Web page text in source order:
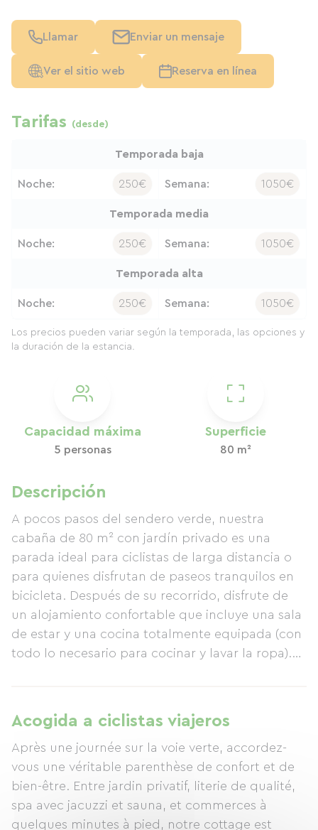
Capacidad máxima
5 personas
Superficie
80 m²
Descripción
A pocos pasos del sendero verde, nuestra
cabaña de 80 m² con jardín privado es una
parada ideal para ciclistas de larga distancia o
para quienes disfrutan de paseos tranquilos en
bicicleta. Después de su recorrido, disfrute de
un alojamiento confortable que incluye una sala
de estar y una cocina totalmente equipada (con
todo lo necesario para cocinar y lavar la ropa).
cm) y otro que se puede configurar con dos
camas individuales (90 cm) o una cama king size
(180 cm), además de una zona de descanso en
un altillo. Un baño con lavabo doble y bañera
completa la planta baja. Para relajarse después
de su paseo, la zona de spa (opcional, 50 € por
día) ofrece una sesión privada de 1,5 horas con
Acogida a ciclistas viajeros
Après une journée sur la voie verte, accordez-
vous une véritable parenthèse de confort et de
bien-être. Entre jardin privatif, literie de qualité,
spa avec jacuzzi et sauna, et commerces à
quelques minutes à pied, notre cottage est
Llamar Enviar un mensaje
Ver el sitio web Reserva en línea
Tarifas (desde)
Temporada baja
Noche: 250€ Semana: 1050€
Temporada media
Noche: 250€ Semana: 1050€
Temporada alta
Noche: 250€ Semana: 1050€
Los precios pueden variar según la temporada, las opciones y
la duración de la estancia.